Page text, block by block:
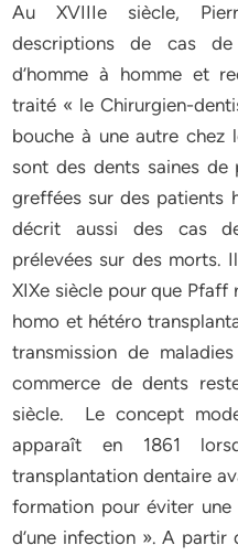
Au XVIIIe siècle,
descriptions de cas
d’homme à homme et
traité « le Chirurgien-
bouche à une autre chez
sont des dents saines de
greffées sur des patients
décrit aussi des cas
prélevées sur des morts.
XIXe siècle pour que Pfaff
homo et hétéro
transmission de
commerce de dents
siècle. Le concept
apparaît en 1861
transplantation dentaire
formation pour éviter
d’une infection ». A partir